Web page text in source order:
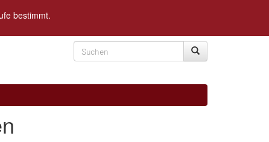
bestimmt.